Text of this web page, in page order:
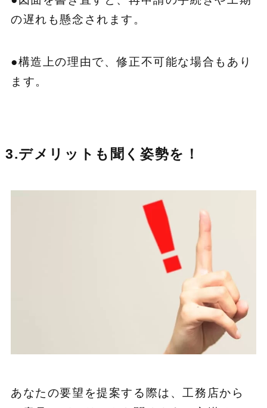
の遅れも懸念されます。
●構造上の理由で、修正不可能な場合もあり
ます。
3.デメリットも聞く姿勢を！
あなたの要望を提案する際は、工務店から